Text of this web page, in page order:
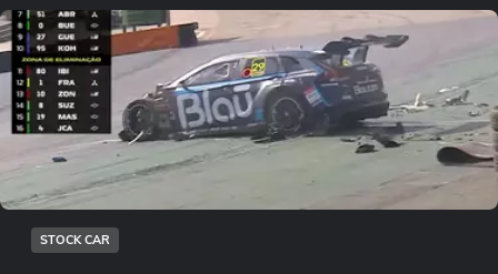
Ops!
Não foi possível reproduzir o vídeo
Tentar novamente
STOCK CAR